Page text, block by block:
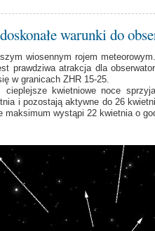
warunki do
wiosennym rojem
prawdziwa atrakcja dla
w granicach ZHR 15-25.
cieplejsze kwietniowe noce
i pozostają aktywne do 26
maksimum wystąpi 22 kwietnia o